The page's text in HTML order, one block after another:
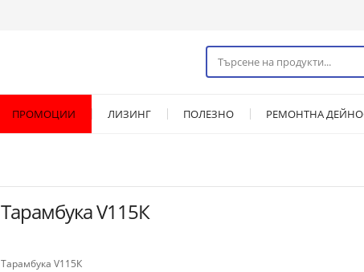
ПРОМОЦИИ ЛИЗИНГ ПОЛЕЗНО РЕМОНТНА
Тарамбука V115К
Тарамбука V115К